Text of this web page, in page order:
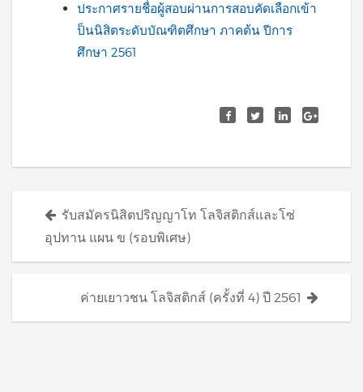
ประกาศรายชื่อผู้สอบผ่านการสอบคัดเลือกเข้า
ป็นนิสิตระดับบัณฑิตศึกษา ภาคต้น ปีการ
ศึกษา 2561
Posts
navigation
รับสมัครนิสิตปริญญาโท โลจิสติกส์และโซ่
อุปทาน แผน ข (รอบพิเศษ)
ค่ายเยาวชน โลจิสติกส์ (ครั้งที่ 4) ปี 2561